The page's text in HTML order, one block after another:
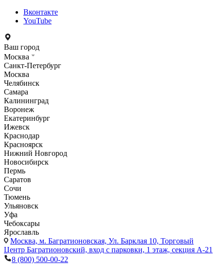
Вконтакте
YouTube
Ваш город
Москва
Санкт-Петербург
Москва
Челябинск
Самара
Калининград
Воронеж
Екатеринбург
Ижевск
Краснодар
Красноярск
Нижний Новгород
Новосибирск
Пермь
Саратов
Сочи
Тюмень
Ульяновск
Уфа
Чебоксары
Ярославль
Москва, м. Багратионовская, Ул. Барклая 10, Торговый
Центр Багратионовский, вход с парковки, 1 этаж, секция А-21
8 (800) 500-00-22